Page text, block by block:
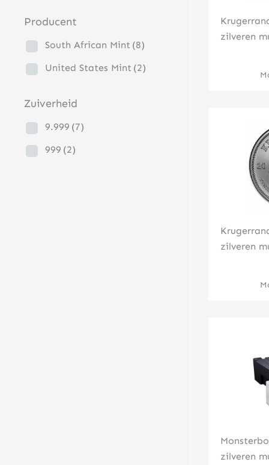
Producent
South African Mint (8)
United States Mint (2)
Zuiverheid
9.999 (7)
999 (2)
zilveren
zilveren
zilveren